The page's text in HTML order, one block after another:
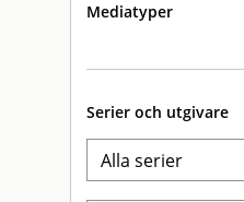
Mediatyper
Serier och utgivare